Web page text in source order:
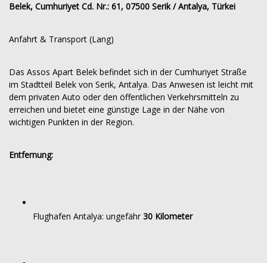
Belek, Cumhuriyet Cd. Nr.: 61, 07500 Serik / Antalya, Türkei
Anfahrt & Transport (Lang)
Das Assos Apart Belek befindet sich in der Cumhuriyet Straße
im Stadtteil Belek von Serik, Antalya. Das Anwesen ist leicht mit
dem privaten Auto oder den öffentlichen Verkehrsmitteln zu
erreichen und bietet eine günstige Lage in der Nähe von
wichtigen Punkten in der Region.
Entfernung:
Flughafen Antalya: ungefähr 30 Kilometer